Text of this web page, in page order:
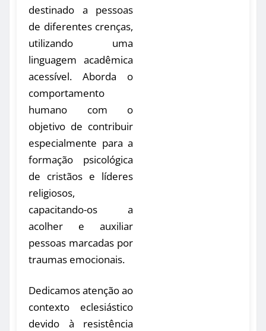
destinado a pessoas
de diferentes crenças,
utilizando uma
linguagem acadêmica
acessível. Aborda o
comportamento
humano com o
objetivo de contribuir
especialmente para a
formação psicológica
de cristãos e líderes
religiosos,
capacitando-os a
acolher e auxiliar
pessoas marcadas por
traumas emocionais.
Dedicamos atenção ao
contexto eclesiástico
devido à resistência